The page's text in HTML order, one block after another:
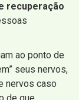
recuperação
ao ponto de
seus nervos,
nervos caso